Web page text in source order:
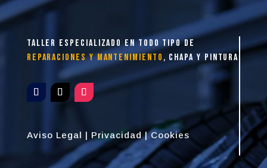
taller especializado en todo tipo de
reparaciones y mantenimiento , chapa y pintura
Aviso Legal | Privacidad|Cookies